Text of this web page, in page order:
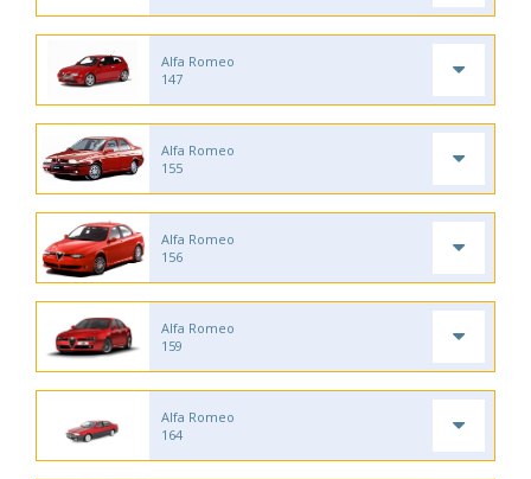
Alfa Romeo
147
Alfa Romeo
155
Alfa Romeo
156
Alfa Romeo
159
Alfa Romeo
164